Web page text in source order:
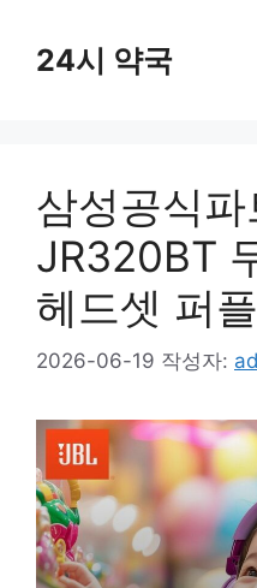
24시 약국
삼성공식
JR320BT
헤드셋 퍼
2026-06-19 작성자: